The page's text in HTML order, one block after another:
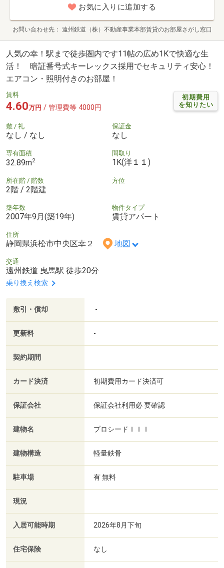
お気に入りに追加する
お問い合わせ先 遠州鉄道（株）不動産事業本部賃貸のお部屋さがし窓口
人気の幸！駅まで徒歩圏内です11帖の広め1Kで快適な生
活！ 暗証番号式キーレックス採用でセキュリティ安心！
エアコン・照明付きのお部屋！
初期費用
を知りたい
賃料
4.60万円 / 管理費等 4000円
敷 / 礼
なし / なし
保証金
なし
専有面積
32.89m2
間取り
1K(洋１１)
所在階 / 階数
2階 / 2階建
方位
築年数
2007年9月(築19年)
物件タイプ
賃貸アパート
住所
静岡県浜松市中央区幸２ 地図
交通
遠州鉄道 曳馬駅 徒歩20分
乗り換え検索
敷引・償却 -
更新料 -
契約期間
カード決済 初期費用カード決済可
保証会社 保証会社利用必 要確認
建物名 プロシードＩＩＩ
建物構造 軽量鉄骨
駐車場 有 無料
現況
入居可能時期 2026年8月下旬
住宅保険 なし